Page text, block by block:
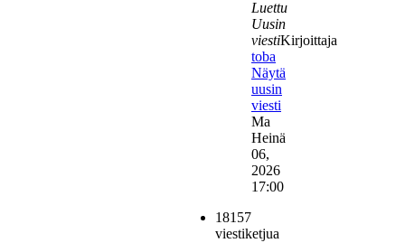
Luettu
Uusin
viestiKirjoittaja
toba
Näytä
uusin
viesti
Ma
Heinä
06,
2026
17:00
18157
viestiketjua